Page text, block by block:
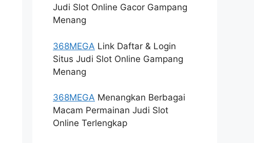
Judi Slot Online Gacor Gampang
Menang
368MEGA Link Daftar & Login
Situs Judi Slot Online Gampang
Menang
368MEGA Menangkan Berbagai
Macam Permainan Judi Slot
Online Terlengkap